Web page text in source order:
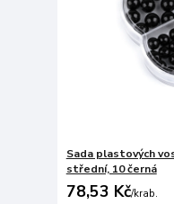
Sada plastových
střední, 10 černá
78,53 Kč/krab.